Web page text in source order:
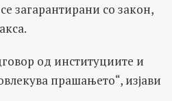
загарантирани со закон,
од институциите и
прашањето“, изјави